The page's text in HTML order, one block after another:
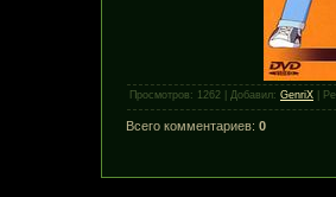
Просмотров: 1262 Добавил: GenriX
Всего комментариев: 0